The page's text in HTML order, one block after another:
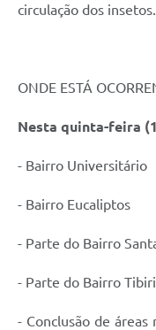
circulação dos insetos.
ONDE ESTÁ
Nesta quinta-feira
- Bairro Universitário
- Bairro Eucaliptos
- Parte do Bairro
- Parte do Bairro
- Conclusão de